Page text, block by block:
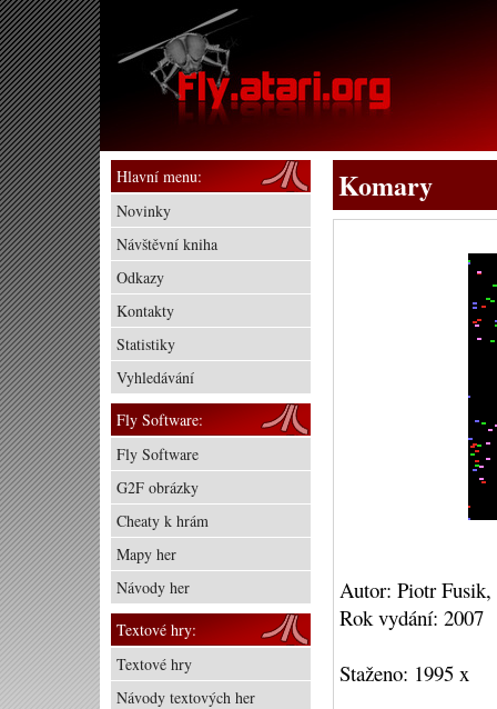
Komary
Autor: Piotr Fusik,
Rok vydání: 2007
Staženo: 1995 x
Hlavní menu:
Novinky
Návštěvní kniha
Odkazy
Kontakty
Statistiky
Vyhledávání
Fly Software:
Fly Software
G2F obrázky
Cheaty k hrám
Mapy her
Návody her
Textové hry:
Textové hry
Návody textových her